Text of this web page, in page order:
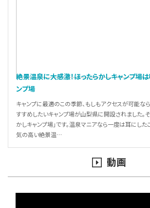
絶景温泉に大感激！ほったらかしキャンプ場
ンプ場
キャンプに最適のこの季節、もしもアクセスが可能な
すすめしたいキャンプ場が山梨県に開設されました。
かしキャンプ場」です。温泉マニアなら一度は耳にした
気の高い絶景温…
動画